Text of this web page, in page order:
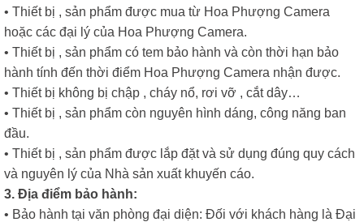
• Thiết bị , sản phẩm được mua từ Hoa Phượng Camera
hoặc các đại lý của Hoa Phượng Camera.
• Thiết bị , sản phẩm có tem bảo hành và còn thời hạn bảo
hành tính đến thời điểm Hoa Phượng Camera nhận được.
• Thiết bị không bị chập , cháy nổ, rơi vỡ , cắt dây…
• Thiết bị , sản phẩm còn nguyên hình dáng, công năng ban
đầu.
• Thiết bị , sản phẩm được lắp đặt và sử dụng đúng quy cách
và nguyên lý của Nhà sản xuất khuyến cáo.
3. Địa điểm bảo hành:
• Bảo hành tại văn phòng đại diện: Đối với khách hàng là Đại